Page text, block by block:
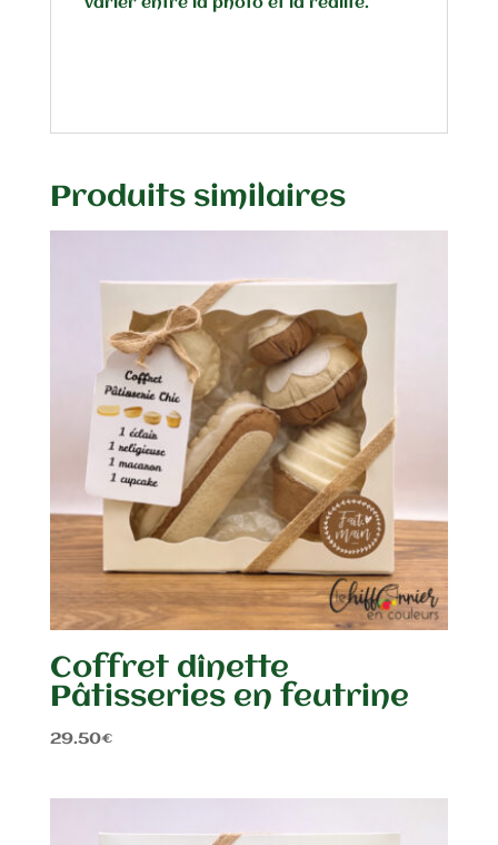
varier entre la photo et la réalité.
Produits similaires
Coffret dînette
Pâtisseries en feutrine
29.50€